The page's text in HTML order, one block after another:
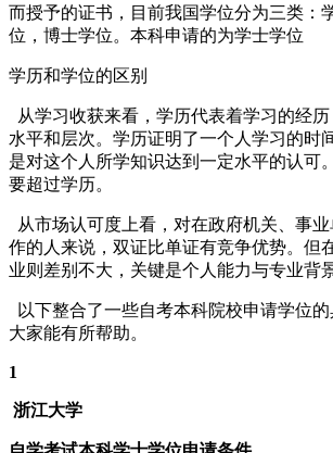
而授予的证书，目前我国学位分为三类：
位，博士学位。本科申请的为学士学位
学历和学位的区别
从学习收获来看，学历代表着学习的经
水平和层次。学历证明了一个人学习的时
是对这个人所学知识达到一定水平的认可
要超过学历。
从市场认可度上看，对在政府机关、事
作的人来说，双证比单证有竞争优势。但
业则差别不大，关键是个人能力与专业背景
以下整合了一些自考本科院校申请学位
大家能有所帮助。
1
浙江大学